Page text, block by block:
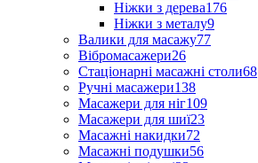
Ніжки з дерева176
Ніжки з металу9
Валики для масажу77
Вібромасажери26
Стаціонарні масажні столи68
Ручні масажери138
Масажери для ніг109
Масажери для шиї23
Масажні накидки72
Масажні подушки56